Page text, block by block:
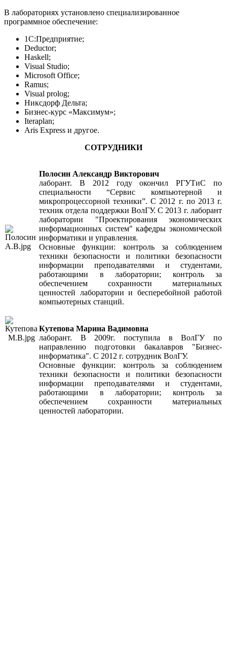
В лабораториях установлено специализированное
программное обеспечение:
1С:Предприятие;
Deductor;
Haskell;
Visual Studio;
Microsoft Office;
Ramus;
Visual prolog;
Никсдорф Дельта;
Бизнес-курс «Максимум»;
Iteraplan;
Aris Express и другое.
СОТРУДНИКИ
Полосин Александр Викторович
лаборант. В 2012 году окончил РГУТиС по
специальности “Сервис компьютерной и
микропроцессорной техники”. С 2012 г. по 2013 г.
техник отдела поддержки ВолГУ. С 2013 г. лаборант
лаборатории "Проектирования экономических
информационных систем" кафедры экономической
информатики и управления.
Основные функции: контроль за соблюдением
техники безопасности и политики безопасности
информации преподавателями и студентами,
работающими в лаборатории; контроль за
обеспечением сохранности материальных
ценностей лаборатории и бесперебойной работой
компьютерных станций.
Кутепова Марина Вадимовна
лаборант. В 2009г. поступила в ВолГУ по
направлению подготовки бакалавров "Бизнес-
информатика". С 2012 г. сотрудник ВолГУ.
Основные функции: контроль за соблюдением
техники безопасности и политики безопасности
информации преподавателями и студентами,
работающими в лаборатории; контроль за
обеспечением сохранности материальных
ценностей лаборатории.